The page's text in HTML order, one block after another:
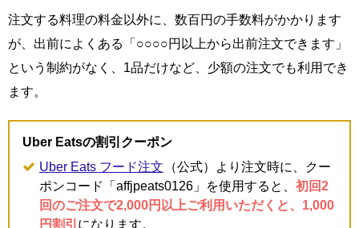
注文する料理の料金以外に、数百円の手数料がかかります
が、出前によくある「○○○○円以上から出前注文できます」
という制約がなく、1品だけなど、少額の注文でも利用でき
ます。
Uber Eatsの割引クーポン
Uber Eats フード注文
（公式）より注文時に、クー
ポンコード「affjpeats0126」を使用すると、 初回2
回のご注文で2,000円以上ご利用いただくと、1,000
円割引 になります。